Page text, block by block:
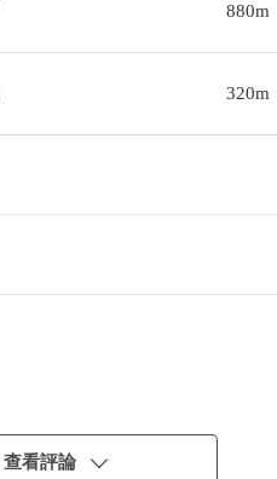
880m
320m
查看評論